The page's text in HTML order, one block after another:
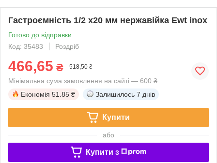
Гастроємність 1/2 x20 мм нержавійка Ewt inox
Готово до відправки
Код: 35483
Роздріб
466,65 ₴ 518,50 ₴
Мінімальна сума замовлення на сайті — 600 ₴
Економія 51.85 ₴ Залишилось 7 днів
Купити
або
Купити з